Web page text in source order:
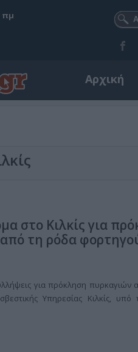
πμ
Αρχική
στο Κιλκίς για
τη ρόδα
για πρόκληση πυρκαγιών
Υπηρεσίας Κιλκίς,